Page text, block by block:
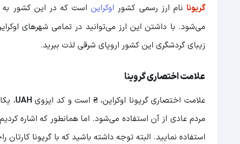
گریونانام ارز رسمی کشور اوکرایناست که در این کشور به
میشود. با داشتن این ارز می‌توانید در تمامی شهرهای
زیبای گردشگری این کشور اروپای شرقی لذت ببرید.
علامت اختصاری گروینا
علامت اختصاری گریونا اوکراین،₴ است و کد ایزویUAH،
مردم عادی از آن استفاده می‌شود. اما همانطور که اشاره
استفاده نمایید. البته توجه داشته باشید که با گریونا کارتان